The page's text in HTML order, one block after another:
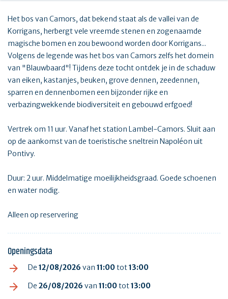
Het bos van Camors, dat bekend staat als de vallei van de
Korrigans, herbergt vele vreemde stenen en zogenaamde
magische bomen en zou bewoond worden door Korrigans...
Volgens de legende was het bos van Camors zelfs het domein
van "Blauwbaard"! Tijdens deze tocht ontdek je in de schaduw
van eiken, kastanjes, beuken, grove dennen, zeedennen,
sparren en dennenbomen een bijzonder rijke en
verbazingwekkende biodiversiteit en gebouwd erfgoed!
Vertrek om 11 uur. Vanaf het station Lambel-Camors. Sluit aan
op de aankomst van de toeristische sneltrein Napoléon uit
Pontivy.
Duur: 2 uur. Middelmatige moeilijkheidsgraad. Goede schoenen
en water nodig.
Alleen op reservering
Openingsdata
De 12/08/2026 van 11:00tot13:00
De 26/08/2026 van 11:00tot13:00